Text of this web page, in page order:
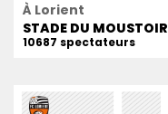
À Lorient
STADE DU MOUSTOIR
10687 spectateurs